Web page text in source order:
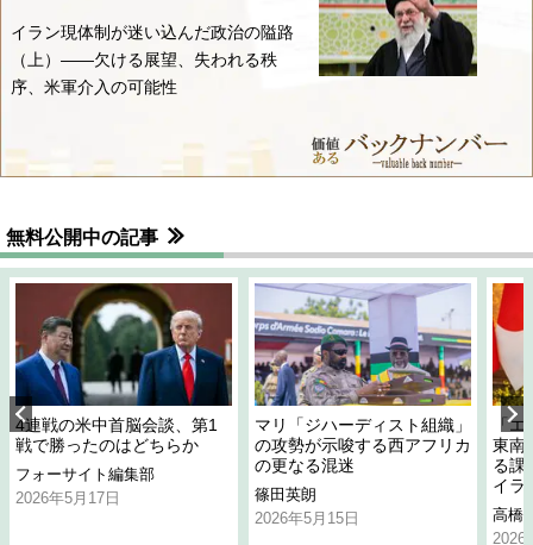
イラン現体制が迷い込んだ政治の隘路
（上）――欠ける展望、失われる秩
序、米軍介入の可能性
無料公開中の記事
4連戦の米中首脳会談、第1
戦で勝ったのはどちらか
フォーサイト編集部
2026年5月17日
マリ「ジハーディスト組織」
の攻勢が示唆する西アフリカ
の更なる混迷
篠田英朗
2026年5月15日
「
東南
る課
イラ
高橋
2026